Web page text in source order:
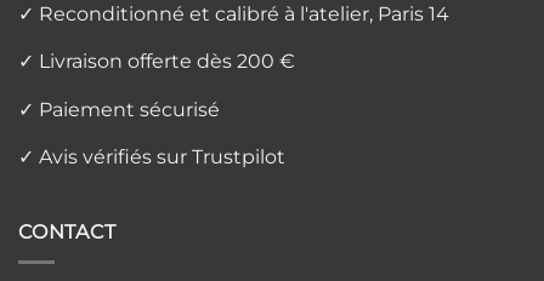
✓ Reconditionné et calibré à l'atelier, Paris 14
✓ Livraison offerte dès 200 €
✓ Paiement sécurisé
✓ Avis vérifiés sur Trustpilot
CONTACT